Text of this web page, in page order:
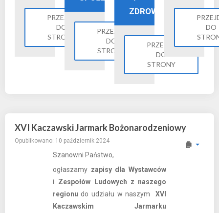
PRZEJDŹ
DO
STRONY
PRZEJDŹ
DO
STRONY
ZDROWIE
PRZEJDŹ
DO
STRONY
DO
XVI Kaczawski Jarmark Bożonarodzeniowy
Opublikowano: 10 październik 2024
Szanowni Państwo,
ogłaszamy zapisy dla Wystawców
i Zespołów Ludowych z naszego
regionudo udziału w naszymXVI
Kaczawskim Jarmarku